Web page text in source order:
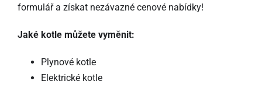
formulář a získat nezávazné cenové nabídky!
Jaké kotle můžete vyměnit:
Plynové kotle
Elektrické kotle